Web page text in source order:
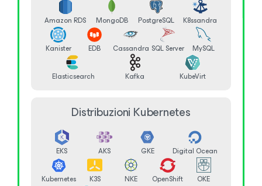
Amazon RDS MongoDB PostgreSQL K8ssandra
Kanister EDB Cassandra SQL Server MySQL
Elasticsearch Kafka KubeVirt
Distribuzioni Kubernetes
EKS AKS GKE Digital Ocean
Kubernetes K3S NKE OpenShift OKE